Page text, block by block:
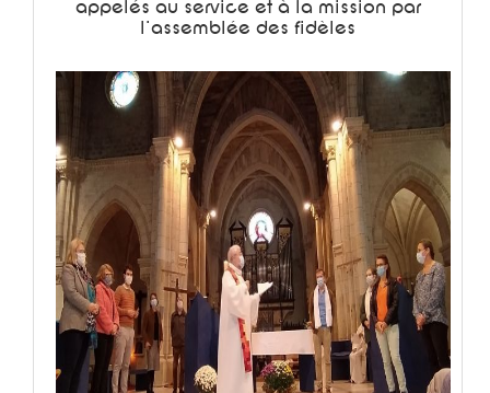
appelés au service et à la mission par
l'assemblée des fidèles